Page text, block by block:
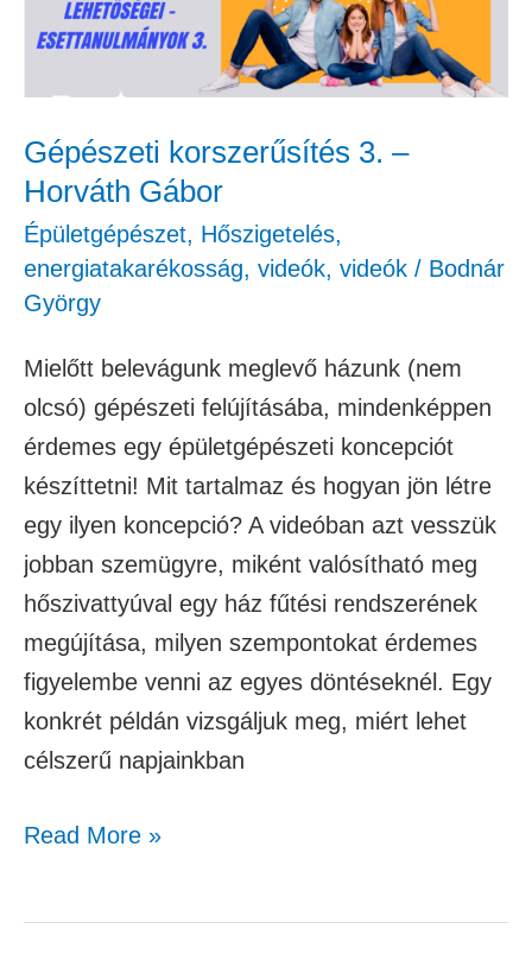
Gépészeti korszerűsítés 3. –
Horváth Gábor
Épületgépészet, Hőszigetelés,
energiatakarékosság, videók, videók / Bodnár
György
Mielőtt belevágunk meglevő házunk (nem
olcsó) gépészeti felújításába, mindenképpen
érdemes egy épületgépészeti koncepciót
készíttetni! Mit tartalmaz és hogyan jön létre
egy ilyen koncepció? A videóban azt vesszük
jobban szemügyre, miként valósítható meg
hőszivattyúval egy ház fűtési rendszerének
megújítása, milyen szempontokat érdemes
figyelembe venni az egyes döntéseknél. Egy
konkrét példán vizsgáljuk meg, miért lehet
célszerű napjainkban
Horváth
Read More »